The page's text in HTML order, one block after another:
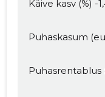
Käive kasv (%) -
Puhaskasum
Puhasrentablus